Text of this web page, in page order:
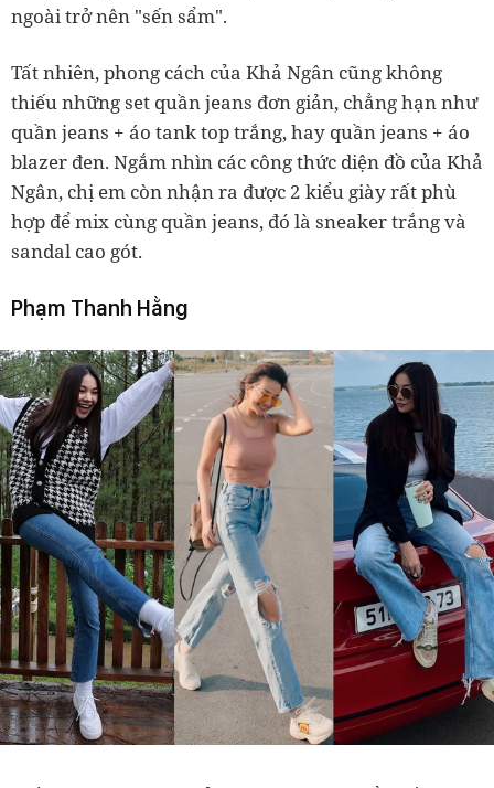
ngoài trở nên "sến sẩm".
Tất nhiên, phong cách của Khả Ngân cũng không
thiếu những set quần jeans đơn giản, chẳng hạn như
quần jeans + áo tank top trắng, hay quần jeans + áo
blazer đen. Ngắm nhìn các công thức diện đồ của Khả
Ngân, chị em còn nhận ra được 2 kiểu giày rất phù
hợp để mix cùng quần jeans, đó là sneaker trắng và
sandal cao gót.
Phạm Thanh Hằng